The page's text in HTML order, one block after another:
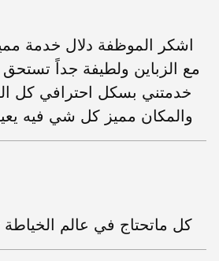
اشكر الموظفة دلال خدمة
مع الزباين ولطيفة جداً تستحق
خدمتني بسكل احترافي كل
والمكان مميز كل شي فيه
كل ماتحتاج في عالم